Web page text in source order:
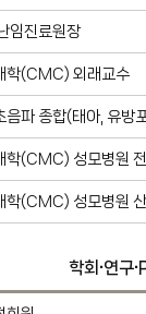
임진료원장
학(CMC) 외래교수
음파 종합(태아, 유방
학(CMC) 성모병원 전
학(CMC) 성모병원
학회∙연